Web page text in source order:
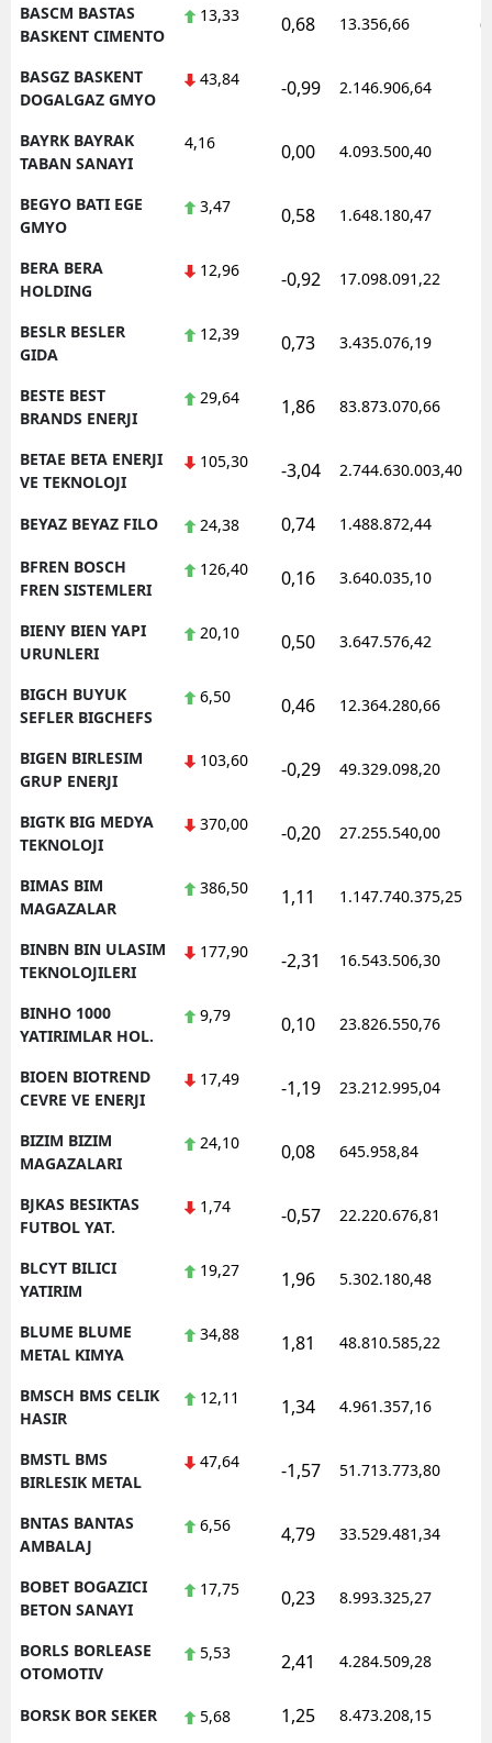
BASCM BASTAS
BASKENT CIMENTO
13,33 0,68 13.356,66
BASGZ BASKENT
DOGALGAZ GMYO
43,84 -0,99 2.146.906,64
BAYRK BAYRAK
TABAN SANAYI
4,16 0,00 4.093.500,40
BEGYO BATI EGE
GMYO
3,47 0,58 1.648.180,47
BERA BERA
HOLDING
12,96 -0,92 17.098.091,22
BESLR BESLER
GIDA
12,39 0,73 3.435.076,19
BESTE BEST
BRANDS ENERJI
29,64 1,86 83.873.070,66
BETAE BETA ENERJI
VE TEKNOLOJI
105,30 -3,04 2.744.630.003,40
BEYAZ BEYAZ FILO 24,38 0,74 1.488.872,44
BFREN BOSCH
FREN SISTEMLERI
126,40 0,16 3.640.035,10
BIENY BIEN YAPI
URUNLERI
20,10 0,50 3.647.576,42
BIGCH BUYUK
SEFLER BIGCHEFS
6,50 0,46 12.364.280,66
BIGEN BIRLESIM
GRUP ENERJI
103,60 -0,29 49.329.098,20
BIGTK BIG MEDYA
TEKNOLOJI
370,00 -0,20 27.255.540,00
BIMAS BIM
MAGAZALAR
386,50 1,11 1.147.740.375,25
BINBN BIN ULASIM
TEKNOLOJILERI
177,90 -2,31 16.543.506,30
BINHO 1000
YATIRIMLAR HOL.
9,79 0,10 23.826.550,76
BIOEN BIOTREND
CEVRE VE ENERJI
17,49 -1,19 23.212.995,04
BIZIM BIZIM
MAGAZALARI
24,10 0,08 645.958,84
BJKAS BESIKTAS
FUTBOL YAT.
1,74 -0,57 22.220.676,81
BLCYT BILICI
YATIRIM
19,27 1,96 5.302.180,48
BLUME BLUME
METAL KIMYA
34,88 1,81 48.810.585,22
BMSCH BMS CELIK
HASIR
12,11 1,34 4.961.357,16
BMSTL BMS
BIRLESIK METAL
47,64 -1,57 51.713.773,80
BNTAS BANTAS
AMBALAJ
6,56 4,79 33.529.481,34
BOBET BOGAZICI
BETON SANAYI
17,75 0,23 8.993.325,27
BORLS BORLEASE
OTOMOTIV
5,53 2,41 4.284.509,28
BORSK BOR SEKER 5,68 1,25 8.473.208,15